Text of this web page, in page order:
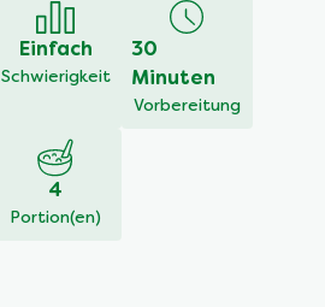
Einfach
Schwierigkeit
30
Minuten
Vorbereitung
4
Portion(en)